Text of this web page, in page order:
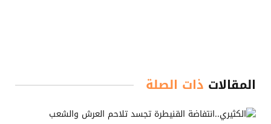
المقالات ذات الصلة